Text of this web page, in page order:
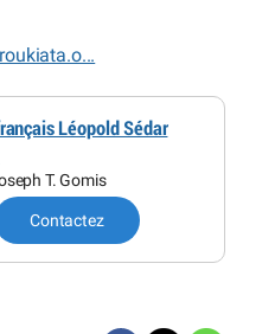
Léopold Sédar
T. Gomis
Contactez